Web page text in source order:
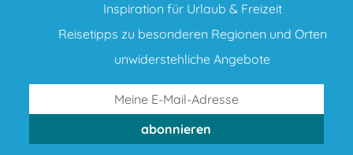
Inspiration für Urlaub & Freizeit
Reisetipps zu besonderen Regionen und Orten
unwiderstehliche Angebote
abonnieren